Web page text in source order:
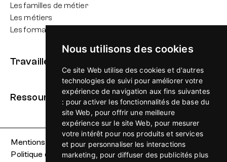
Nous utilisons des cookies
Ce site Web utilise des cookies et d'autres
technologies de suivi pour améliorer votre
expérience de navigation aux fins suivantes
: pour activer les fonctionnalités de base du
site Web, pour offrir une meilleure
expérience sur le site Web, pour mesurer
votre intérêt pour nos produits et services
et pour personnaliser les interactions
marketing, pour diffuser des publicités plus
Les familles de métier
Les métiers
Les formations du secteur
Travailler dans nos enseignes
Ressources
Mentions légales
Cgu
Politique de confidentialité
Accessibilité